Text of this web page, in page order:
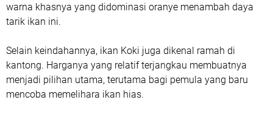
warna khasnya yang didominasi oranye menambah daya
tarik ikan ini.
Selain keindahannya, ikan Koki juga dikenal ramah di
kantong. Harganya yang relatif terjangkau membuatnya
menjadi pilihan utama, terutama bagi pemula yang baru
mencoba memelihara ikan hias.